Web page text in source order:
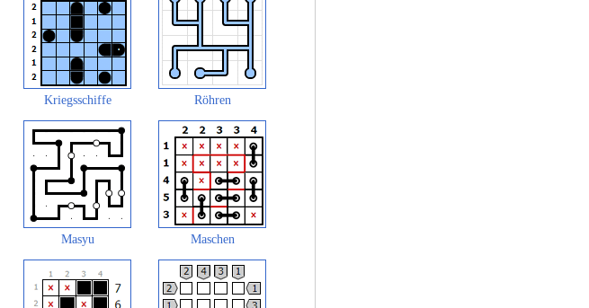
Kriegsschiffe Röhren
Masyu Maschen